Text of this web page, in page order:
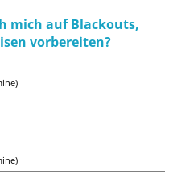
mich auf Blackouts,
vorbereiten?